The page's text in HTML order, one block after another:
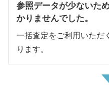
参照データが少ないた
かりませんでした。
一括査定をご利用いただ
ります。